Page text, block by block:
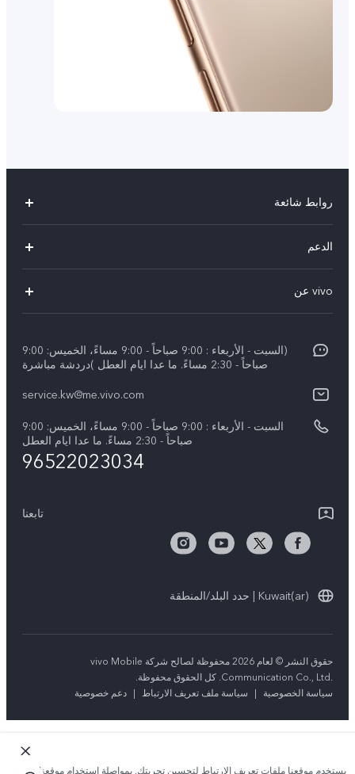
روابط شائعة
X200 FE (New)
V50 Lite 5G
V50 5G
الدعم
Funtouch OS
بيان الخصوصية بشأن خدمة العملاء
vivo عن
نبذة عنا
مركز الخصوصية لدى vivo
(السبت - الأربعاء : 9:00 صباحاً - 9:00 مساءً، الخميس: 9:00
صباحاً - 2:30 مساءً. ما عدا ايام العطل )دردشة مباشرة
service.kw@me.vivo.com
السبت - الأربعاء : 9:00 صباحاً - 9:00 مساءً، الخميس: 9:00
صباحاً - 2:30 مساءً. ما عدا ايام العطل
96522023034
تابعنا
Kuwait(ar) | حدد البلد/المنطقة
حقوق النشر © لعام 2026 محفوظة لصالح شركة vivo Mobile
Communication Co., Ltd.‎. كل الحقوق محفوظة.
سياسة الخصوصية
| سياسة ملف تعريف الارتباط | دعم خصوصية
يستخدم موقعنا ملفات تعريف الارتباط لتحسين تجربتك. بمواصلة استخدام موقعنا؛